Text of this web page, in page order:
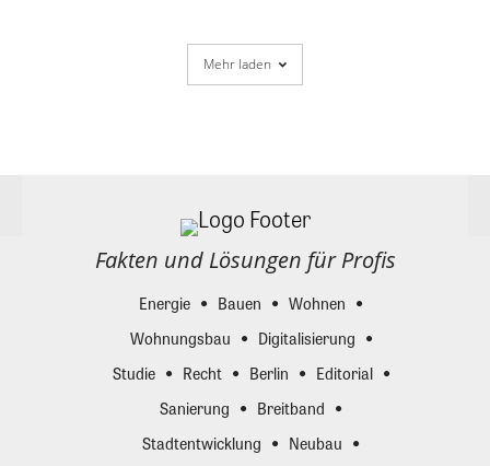
Mehr laden
Fakten und Lösungen für Profis
Energie Bauen
Wohnen
Wohnungsbau
Digitalisierung
Studie
Recht Berlin
Editorial
Sanierung
Breitband
Stadtentwicklung
Neubau